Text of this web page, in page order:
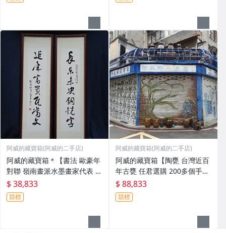
值得收藏
藏
阿威的藏寶箱(阿威的二手店)
阿威的藏寶箱＊【書法 歐豪年
對聯 嶺南畫派水墨畫家代表 畫
心高110x24.5公分 秦孝儀譽為
(大宗師)認為他是嶺南畫派開宗
以來之詩書畫全能 名家書畫原
$ 38,833
競標
阿威的藏寶箱(阿威的二手店)
阿威的藏寶箱【陶甕 台灣近百
年古甕 任君選購 200多個手工
老甕 陶茶壺 大水缸 醃菜甕 紅
露酒甕 紹興酒甕 瓷甕 瓷器、
經典、舊物/擺飾 非金煉城】
$ 88,833
競標